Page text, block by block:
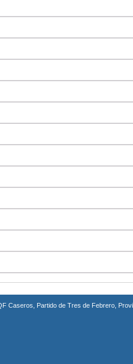
Caseros, Partido de Tres de Febrero,